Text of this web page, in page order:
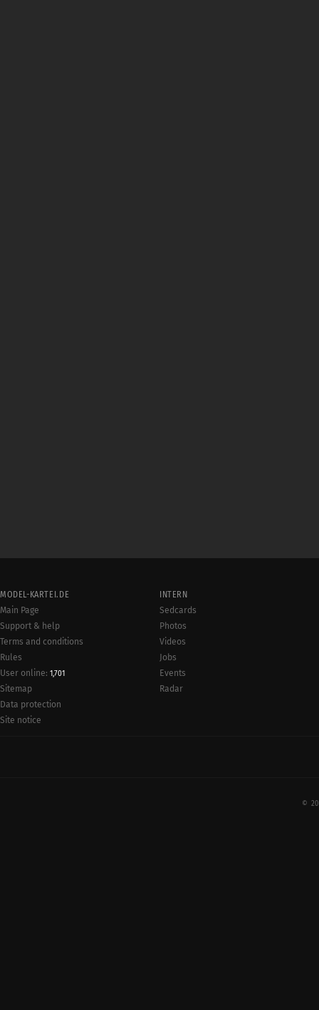
MODEL-KARTEI.DE
Main Page
Support & help
Terms and conditions
Rules
User online: 1,701
Sitemap
Data protection
Site notice
INTERN
Sedcards
Photos
Videos
Jobs
Events
Radar
©